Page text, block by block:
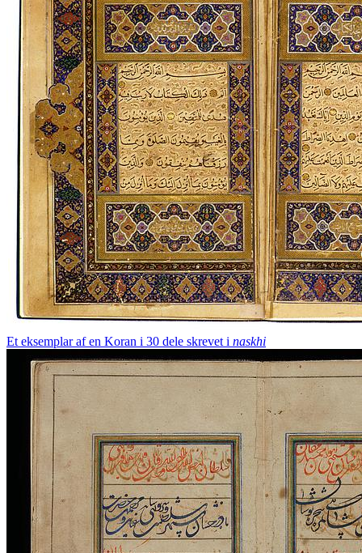
Et eksemplar af en Koran i 30 dele skrevet i naskhi